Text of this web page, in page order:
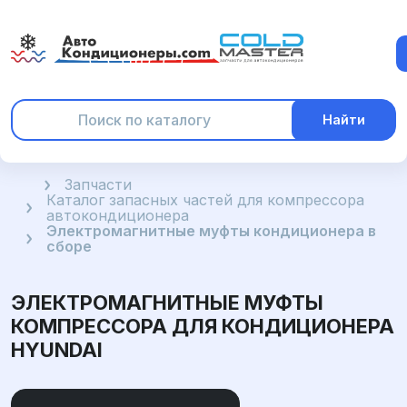
Найти
ГлавнаяЗапчасти
Каталог запасных частей для компрессора
автокондиционера
Электромагнитные муфты кондиционера в
сборе
ЭЛЕКТРОМАГНИТНЫЕ МУФТЫ
КОМПРЕССОРА ДЛЯ КОНДИЦИОНЕРА
HYUNDAI